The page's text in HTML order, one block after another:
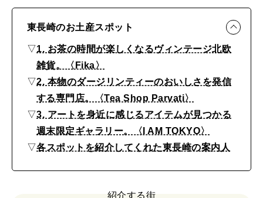
MAGAZINE
2026年9月号「北海道 おいしく遊ぶ、夏のご褒美旅。」
2026年7月号「鎌倉 ローカルが 教えてくれた 本当の歩き方。」
2026年6月号「大銀座 トレンドが生まれる 新しい一流店へ。」
MAGAZINE MOOK
FOLLOW US!
わ
ざ
買
行
た
い
東長崎のお土産スポット
▽1. お茶の時間が楽しくなるヴィンテージ北欧
雑貨。〈Fika〉
▽2. 本物のダージリンティーのおいしさを発信
する専門店。〈Tea Shop Parvati〉
▽3. アートを身近に感じるアイテムが見つかる
週末限定ギャラリー。〈I AM TOKYO〉
▽各スポットを紹介してくれた東長崎の案内人
紹介する街